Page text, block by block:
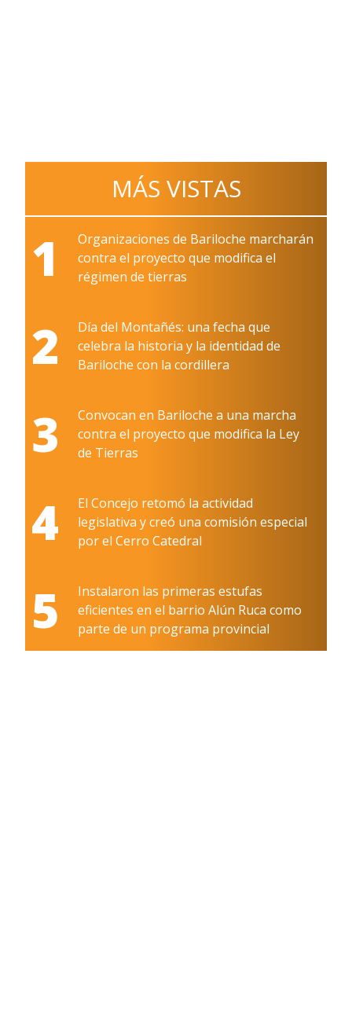
MÁS VISTAS
1
Organizaciones de Bariloche marcharán
contra el proyecto que modifica el
régimen de tierras
2
Día del Montañés: una fecha que
celebra la historia y la identidad de
Bariloche con la cordillera
3
Convocan en Bariloche a una marcha
contra el proyecto que modifica la Ley
de Tierras
4
El Concejo retomó la actividad
legislativa y creó una comisión especial
por el Cerro Catedral
5
Instalaron las primeras estufas
eficientes en el barrio Alún Ruca como
parte de un programa provincial